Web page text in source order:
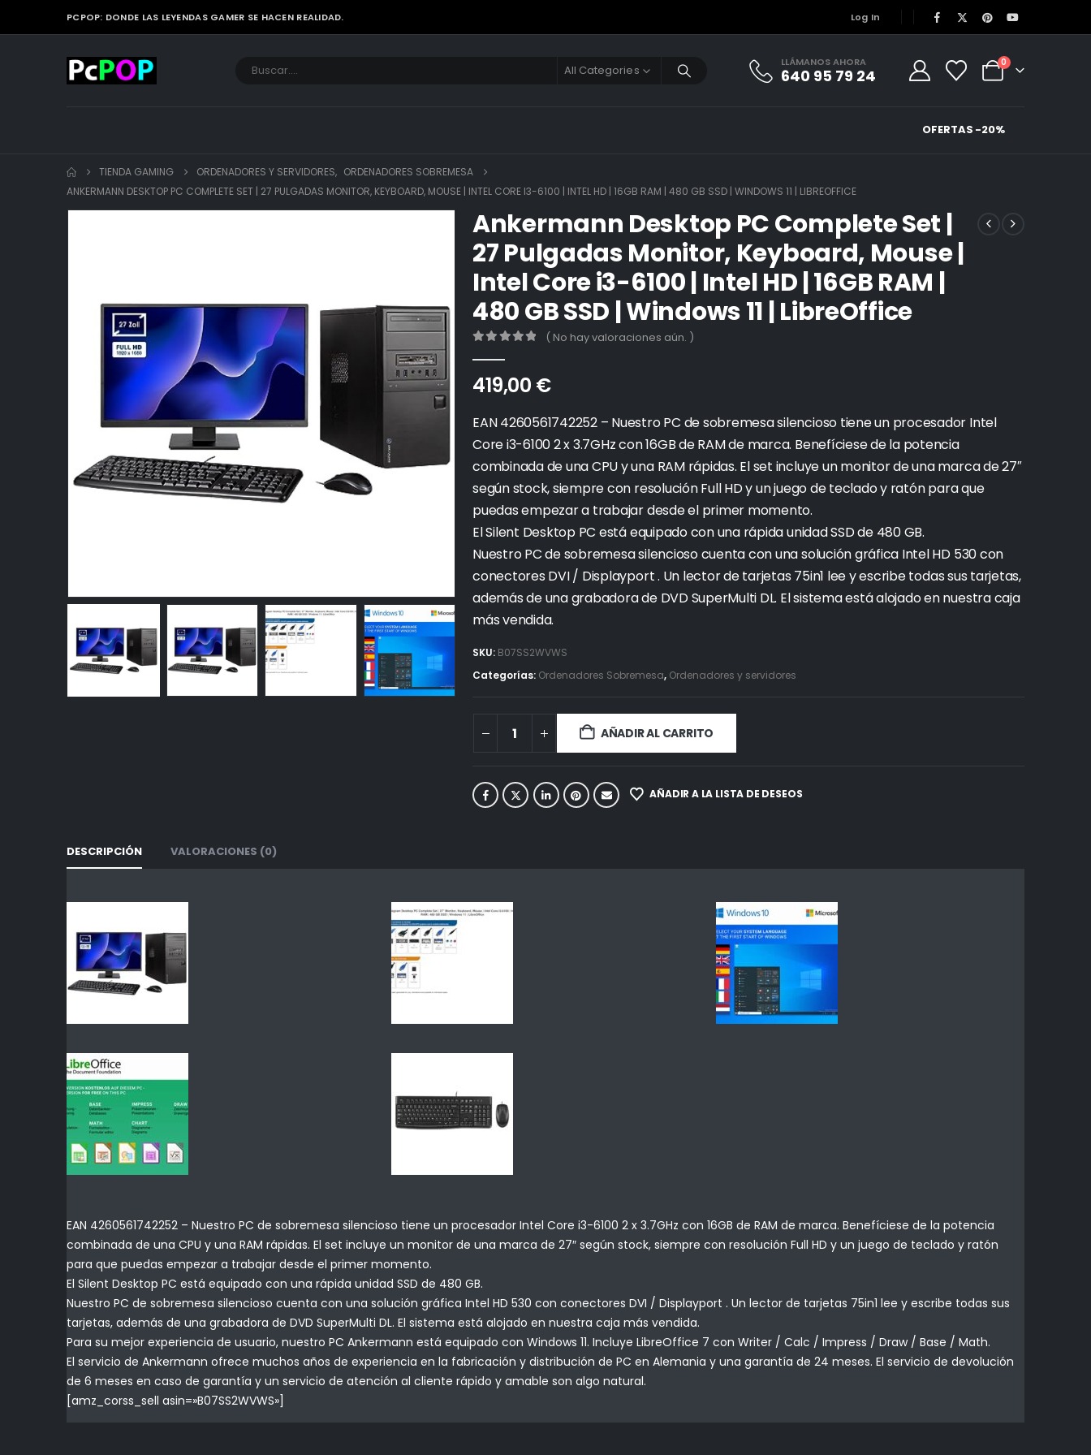
PCPOP: DONDE LAS LEYENDAS GAMER SE HACEN REALIDAD. Log In
All Categories
LLÁMANOS AHORA
640 95 79 24
0
OFERTAS -20%
TIENDA GAMING ORDENADORES Y SERVIDORES, ORDENADORES SOBREMESA
ANKERMANN DESKTOP PC COMPLETE SET | 27 PULGADAS MONITOR, KEYBOARD, MOUSE | INTEL CORE I3-6100 | INTEL HD | 16GB RAM | 480 GB SSD | WINDOWS 11 | LIBREOFFICE
Ankermann Desktop PC Complete Set |
27 Pulgadas Monitor, Keyboard, Mouse |
Intel Core i3-6100 | Intel HD | 16GB RAM |
480 GB SSD | Windows 11 | LibreOffice
( No hay valoraciones aún. )
419,00 €
EAN 4260561742252 – Nuestro PC de sobremesa silencioso tiene un procesador Intel
Core i3-6100 2 x 3.7GHz con 16GB de RAM de marca. Benefíciese de la potencia
combinada de una CPU y una RAM rápidas. El set incluye un monitor de una marca de 27″
según stock, siempre con resolución Full HD y un juego de teclado y ratón para que
puedas empezar a trabajar desde el primer momento.
El Silent Desktop PC está equipado con una rápida unidad SSD de 480 GB.
Nuestro PC de sobremesa silencioso cuenta con una solución gráfica Intel HD 530 con
conectores DVI / Displayport . Un lector de tarjetas 75in1 lee y escribe todas sus tarjetas,
además de una grabadora de DVD SuperMulti DL. El sistema está alojado en nuestra caja
más vendida.
SKU: B07SS2WVWS
Categorías: Ordenadores Sobremesa, Ordenadores y servidores
AÑADIR AL CARRITO
AÑADIR A LA LISTA DE DESEOS
DESCRIPCIÓN VALORACIONES (0)
EAN 4260561742252 – Nuestro PC de sobremesa silencioso tiene un procesador Intel Core i3-6100 2 x 3.7GHz con 16GB de RAM de marca. Benefíciese de la potencia
combinada de una CPU y una RAM rápidas. El set incluye un monitor de una marca de 27″ según stock, siempre con resolución Full HD y un juego de teclado y ratón
para que puedas empezar a trabajar desde el primer momento.
El Silent Desktop PC está equipado con una rápida unidad SSD de 480 GB.
Nuestro PC de sobremesa silencioso cuenta con una solución gráfica Intel HD 530 con conectores DVI / Displayport . Un lector de tarjetas 75in1 lee y escribe todas sus
tarjetas, además de una grabadora de DVD SuperMulti DL. El sistema está alojado en nuestra caja más vendida.
Para su mejor experiencia de usuario, nuestro PC Ankermann está equipado con Windows 11. Incluye LibreOffice 7 con Writer / Calc / Impress / Draw / Base / Math.
El servicio de Ankermann ofrece muchos años de experiencia en la fabricación y distribución de PC en Alemania y una garantía de 24 meses. El servicio de devolución
de 6 meses en caso de garantía y un servicio de atención al cliente rápido y amable son algo natural.
[amz_corss_sell asin=»B07SS2WVWS»]